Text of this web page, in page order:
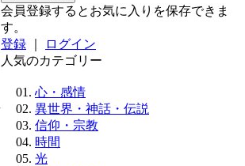
会員登録するとお気に入りを保存できま
す。
登録
ログイン
人気のカテゴリー
心・感情
異世界・神話・伝説
信仰・宗教
時間
光